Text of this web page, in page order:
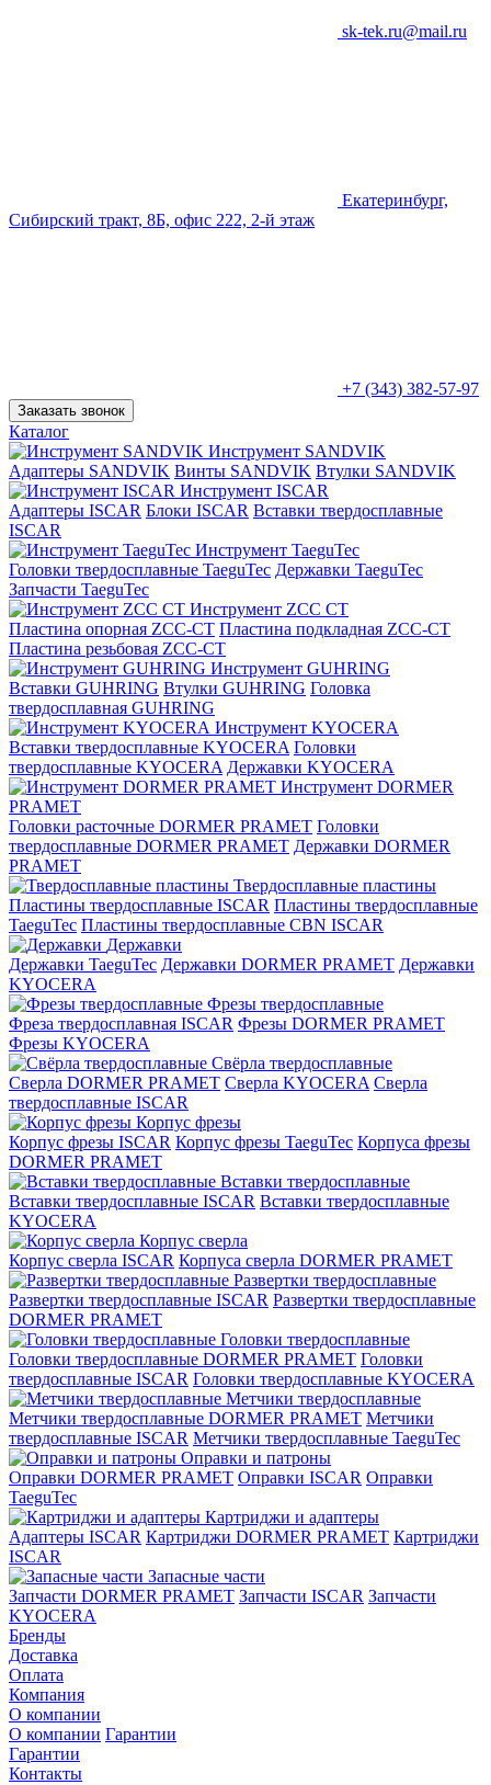
sk-tek.ru@mail.ru
Екатеринбург,
Сибирский тракт, 8Б, офис 222, 2-й этаж
+7 (343) 382-57-97
Заказать звонок
Каталог
Инструмент SANDVIK
Адаптеры SANDVIK Винты SANDVIK Втулки SANDVIK
Инструмент ISCAR
Адаптеры ISCAR Блоки ISCAR Вставки твердосплавные
ISCAR
Инструмент TaeguTec
Головки твердосплавные TaeguTec Державки TaeguTec
Запчасти TaeguTec
Инструмент ZCС CT
Пластина опорная ZCC-CT Пластина подкладная ZCC-CT
Пластина резьбовая ZCC-CT
Инструмент GUHRING
Вставки GUHRING Втулки GUHRING Головка
твердосплавная GUHRING
Инструмент KYOCERA
Вставки твердосплавные KYOCERA Головки
твердосплавные KYOCERA Державки KYOCERA
Инструмент DORMER
PRAMET
Головки расточные DORMER PRAMET Головки
твердосплавные DORMER PRAMET Державки DORMER
PRAMET
Твердосплавные пластины
Пластины твердосплавные ISCAR Пластины твердосплавные
TaeguTec Пластины твердосплавные CBN ISCAR
Державки
Державки TaeguTec Державки DORMER PRAMET Державки
KYOCERA
Фрезы твердосплавные
Фреза твердосплавная ISCAR Фрезы DORMER PRAMET
Фрезы KYOCERA
Свёрла твердосплавные
Сверла DORMER PRAMET Сверла KYOCERA Сверла
твердосплавные ISCAR
Корпус фрезы
Корпус фрезы ISCAR Корпус фрезы TaeguTec Корпуса фрезы
DORMER PRAMET
Вставки твердосплавные
Вставки твердосплавные ISCAR Вставки твердосплавные
KYOCERA
Корпус сверла
Корпус сверла ISCAR Корпуса сверла DORMER PRAMET
Развертки твердосплавные
Развертки твердосплавные ISCAR Развертки твердосплавные
DORMER PRAMET
Головки твердосплавные
Головки твердосплавные DORMER PRAMET Головки
твердосплавные ISCAR Головки твердосплавные KYOCERA
Метчики твердосплавные
Метчики твердосплавные DORMER PRAMET Метчики
твердосплавные ISCAR Метчики твердосплавные TaeguTec
Оправки и патроны
Оправки DORMER PRAMET Оправки ISCAR Оправки
TaeguTec
Картриджи и адаптеры
Адаптеры ISCAR Картриджи DORMER PRAMET Картриджи
ISCAR
Запасные части
Запчасти DORMER PRAMET Запчасти ISCAR Запчасти
KYOCERA
Бренды
Доставка
Оплата
Компания
О компании
О компании Гарантии
Гарантии
Контакты